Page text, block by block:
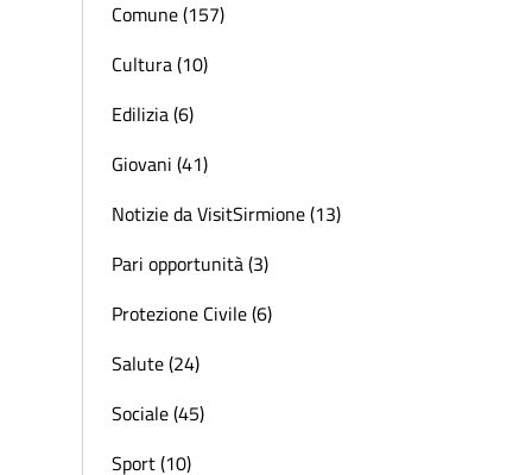
Comune (157)
Cultura (10)
Edilizia (6)
Giovani (41)
Notizie da VisitSirmione (13)
Pari opportunità (3)
Protezione Civile (6)
Salute (24)
Sociale (45)
Sport (10)